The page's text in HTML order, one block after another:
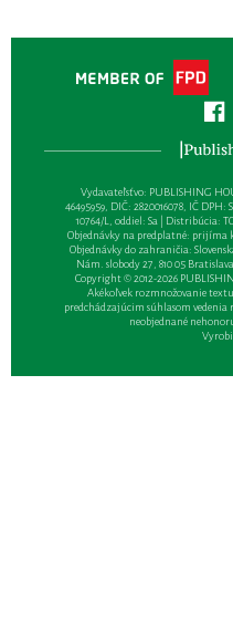
Vydavateľsťvo: PUBLISHING
46495959, DIČ: 2820016078, IČ DPH:
10764/L, oddiel: Sa | Distribúcia:
Objednávky na predplatné: prijíma
Objednávky do zahraničia:
Nám. slobody 27, 810 05
Copyright © 2012-2026
Akékoľvek rozmnožovanie
predchádzajúcim súhlasom vedenia
neobjednané